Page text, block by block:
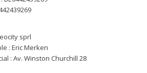
sprl
: Eric Merken
: Av. Winston Churchill 28